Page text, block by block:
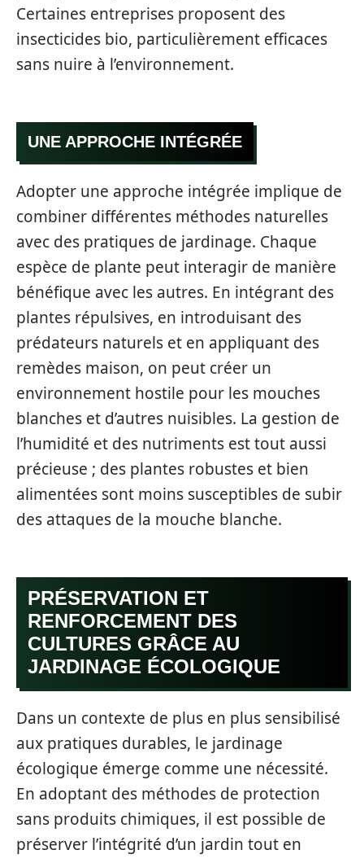
Certaines entreprises proposent des
insecticides bio, particulièrement efficaces
sans nuire à l’environnement.
UNE APPROCHE INTÉGRÉE
Adopter une approche intégrée implique de
combiner différentes méthodes naturelles
avec des pratiques de jardinage. Chaque
espèce de plante peut interagir de manière
bénéfique avec les autres. En intégrant des
plantes répulsives, en introduisant des
prédateurs naturels et en appliquant des
remèdes maison, on peut créer un
environnement hostile pour les mouches
blanches et d’autres nuisibles. La gestion de
l’humidité et des nutriments est tout aussi
précieuse ; des plantes robustes et bien
alimentées sont moins susceptibles de subir
des attaques de la mouche blanche.
PRÉSERVATION ET
RENFORCEMENT DES
CULTURES GRÂCE AU
JARDINAGE ÉCOLOGIQUE
Dans un contexte de plus en plus sensibilisé
aux pratiques durables, le jardinage
écologique émerge comme une nécessité.
En adoptant des méthodes de protection
sans produits chimiques, il est possible de
préserver l’intégrité d’un jardin tout en